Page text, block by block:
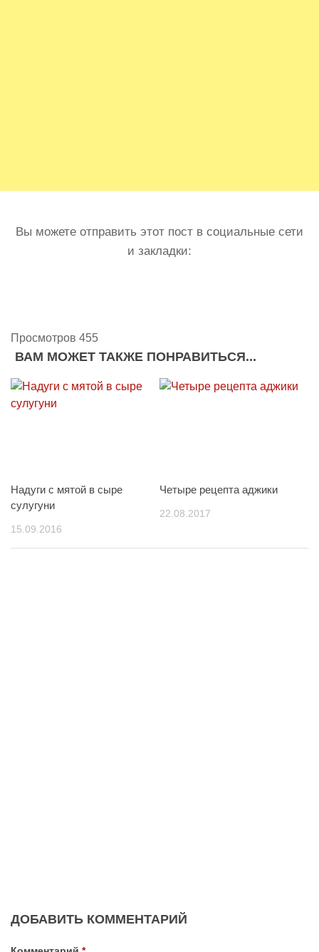
Вы можете отправить этот пост в социальные сети
и закладки:
Просмотров 455
ВАМ МОЖЕТ ТАКЖЕ ПОНРАВИТЬСЯ...
Надуги с мятой в сыре
сулугуни
15.09.2016
Четыре рецепта аджики
22.08.2017
ДОБАВИТЬ КОММЕНТАРИЙ